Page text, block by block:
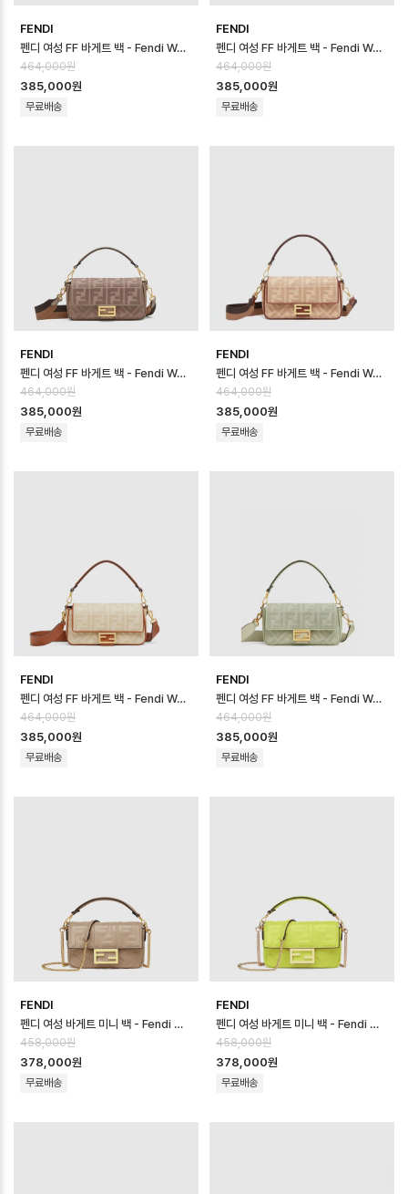
FENDI
펜디 여성 FF 바게트 백 - Fendi Womens FF Baguette Bag - fe…
464,000원
385,000원
무료배송
FENDI
펜디 여성 FF 바게트 백 - Fendi Womens FF Baguette Bag - fe…
464,000원
385,000원
무료배송
FENDI
펜디 여성 FF 바게트 백 - Fendi Womens FF Baguette Bag - fe…
464,000원
385,000원
무료배송
FENDI
펜디 여성 FF 바게트 백 - Fendi Womens FF Baguette Bag - fe…
464,000원
385,000원
무료배송
FENDI
펜디 여성 FF 바게트 백 - Fendi Womens FF Baguette Bag - fe…
464,000원
385,000원
무료배송
FENDI
펜디 여성 FF 바게트 백 - Fendi Womens FF Baguette Bag - fe…
464,000원
385,000원
무료배송
FENDI
펜디 여성 바게트 미니 백 - Fendi Womens Baguette Mini Bag - …
458,000원
378,000원
무료배송
FENDI
펜디 여성 바게트 미니 백 - Fendi Womens Baguette Mini Bag - …
458,000원
378,000원
무료배송